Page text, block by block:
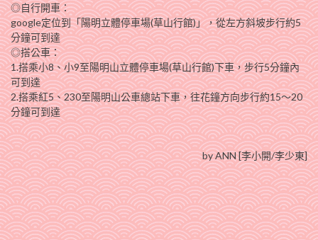
◎自行開車：
google定位到「陽明立體停車場(草山行館)」，從左方斜坡步行約5
分鐘可到達
◎搭公車：
1.搭乘小8、小9至陽明山立體停車場(草山行館)下車，步行5分鐘內
可到達
2.搭乘紅5、230至陽明山公車總站下車，往花鐘方向步行約15～20
分鐘可到達
by ANN [李小開/李少東]